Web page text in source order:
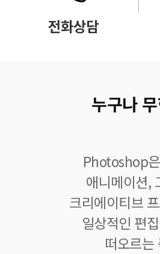
누구나
Photoshop
애니메이션,
크리에이티브
일상적인 편
떠오르는